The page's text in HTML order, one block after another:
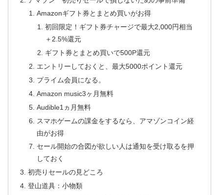
Amazonギフト券とまとめ買いがお得
初回限定！ギフト券チャージで最大2,000円相当
＋2.5%還元
ギフト券とまとめ買いで500P還元
エントリーしておくと、最大5000ポイント還元
プライム会員になる。
Amazon music3ヶ月無料
Audible1ヵ月無料
スマホゲームの課金をするなら、アマゾンコイン経
由がお得
セール開始の合図が欲しい人は通知を受け取るを押
しておく
初売りセールの見どころ
登山道具：小物類